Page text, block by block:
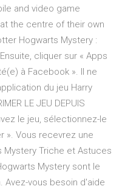
and video game
the centre of their own
Hogwarts Mystery :
cliquer sur « Apps
à Facebook ». Il ne
du jeu Harry
LE JEU DEPUIS
le jeu, sélectionnez-le
». Vous recevrez une
Mystery Triche et Astuces
Mystery sont le
Avez-vous besoin d'aide